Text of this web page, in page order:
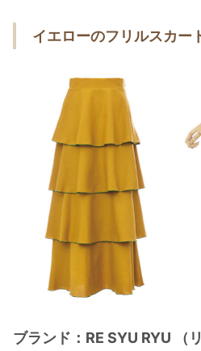
イエローのフリルスカー
ブランド：RE SYU RYU （